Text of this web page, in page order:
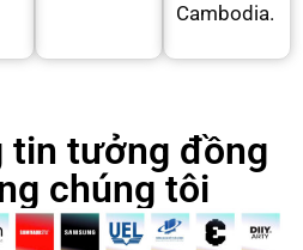
Cambodia.
tin tưởng đồng
chúng tôi